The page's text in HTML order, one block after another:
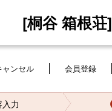
[桐谷 箱根荘]
ンセル 会員登録
力